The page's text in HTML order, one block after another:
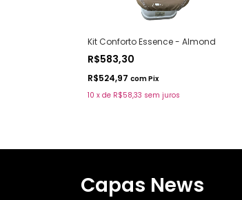
Kit Conforto Essence - Almond
R$583,30
R$524,97 comPix
10 x de R$58,33 sem juros
Capas News